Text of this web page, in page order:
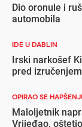
Dio oronule i
automobila
IDE U DABLIN
Irski narkošef
pred
OPIRAO SE
Maloljetnik
Vrijeđao,